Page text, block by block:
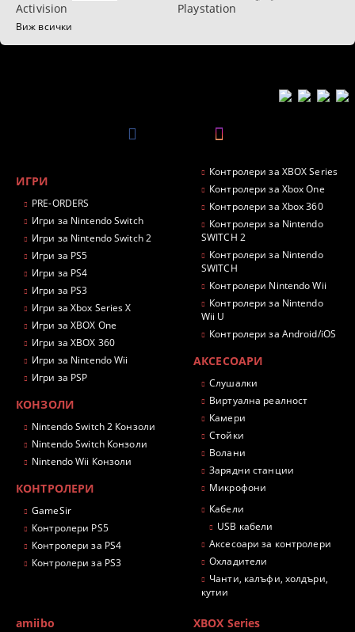
Activision Playstation
Виж всички
ИГРИ
PRE-ORDERS
Игри за Nintendo Switch
Игри за Nintendo Switch 2
Игри за PS5
Игри за PS4
Игри за PS3
Игри за Xbox Series X
Игри за XBOX One
Игри за XBOX 360
Игри за Nintendo Wii
Игри за PSP
КОНЗОЛИ
Nintendo Switch 2 Конзоли
Nintendo Switch Конзоли
Nintendo Wii Конзоли
КОНТРОЛЕРИ
GameSir
Контролери PS5
Контролери за PS4
Контролери за PS3
Контролери за XBOX Series
Контролери за Xbox One
Контролери за Xbox 360
Контролери за Nintendo
SWITCH 2
Контролери за Nintendo
SWITCH
Контролери Nintendo Wii
Контролери за Nintendo
Wii U
Контролери за Android/iOS
АКСЕСОАРИ
Слушалки
Виртуална реалност
Камери
Стойки
Волани
Зарядни станции
Микрофони
Кабели
USB кабели
Аксесоари за контролери
Охладители
Чанти, калъфи, холдъри,
кутии
amiibo
XBOX Series